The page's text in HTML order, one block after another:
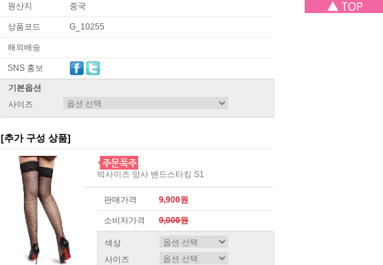
원산지 중국
상품코드 G_10255
해외배송
SNS 홍보
기본옵션
사이즈
[추가 구성 상품]
빅사이즈 망사 밴드스타킹 S1
판매가격 9,900원
소비자가격 9,000원
색상
사이즈